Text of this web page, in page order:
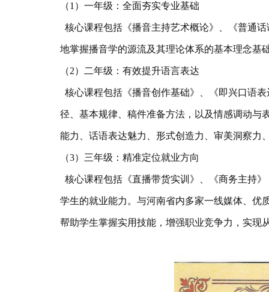
（1）一年级：全面夯实专业基础
核心课程包括《播音主持艺术概论》、《普通
地掌握播音学的源流及其理论体系的基本理念基
（2）二年级：有效提升语言表达
核心课程包括《播音创作基础》、《即兴口语
径、基本规律、稿件准备方法，以及情感调动与
能力、话语表达魅力、形式创造力、审美洞察力
（3）三年级：精准定位就业方向
核心课程包括《直播带货实训》、《商务主持
学生的就业能力。与河南省内多家一线媒体、优
帮助学生掌握实用技能，增强职业竞争力，实现